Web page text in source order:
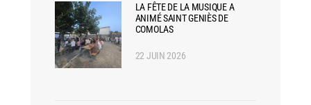
LA FÊTE DE LA MUSIQUE A
ANIMÉ SAINT GENIÈS DE
COMOLAS
22 JUIN 2026